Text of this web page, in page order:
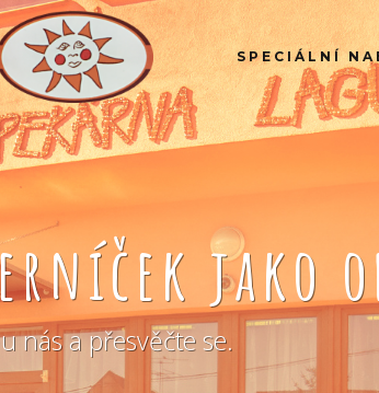
SPECIÁLNÍ
jako
nás a přesvěčte se.